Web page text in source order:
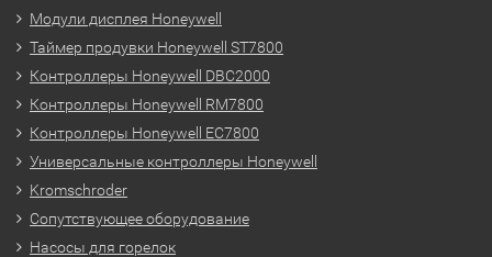
Модули дисплея Honeywell
Таймер продувки Honeywell ST7800
Контроллеры Honeywell DBC2000
Контроллеры Honeywell RM7800
Контроллеры Honeywell EC7800
Универсальные контроллеры Honeywell
Kromschroder
Сопутствующее оборудование
Насосы для горелок